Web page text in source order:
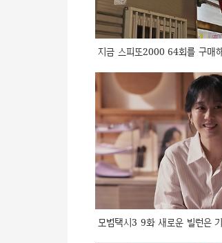
지금 스피또2000 64회를 구매
모범택시3 9화 새로운 빌런은